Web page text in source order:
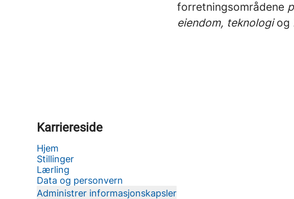
forretningsområdene
eiendom, teknologiog
Karriereside
Hjem
Stillinger
Lærling
Data og personvern
Administrer informasjonskapsler